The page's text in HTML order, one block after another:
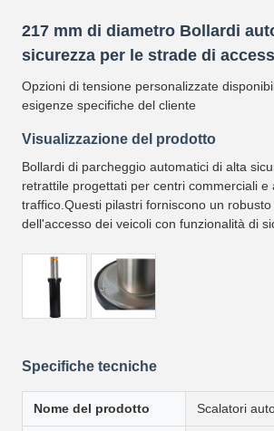
217 mm di diametro Bollardi
sicurezza per le strade di
Opzioni di tensione personalizzate
esigenze specifiche del cliente
Visualizzazione del prodotto
Bollardi di parcheggio automatici di alta
retrattile progettati per centri commerciali e
traffico.Questi pilastri forniscono un
dell'accesso dei veicoli con funzionalità di
Specifiche tecniche
Nome del prodotto Scalatori